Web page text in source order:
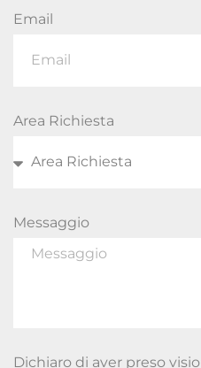
Email
Area Richiesta
Messaggio
Dichiaro di aver preso